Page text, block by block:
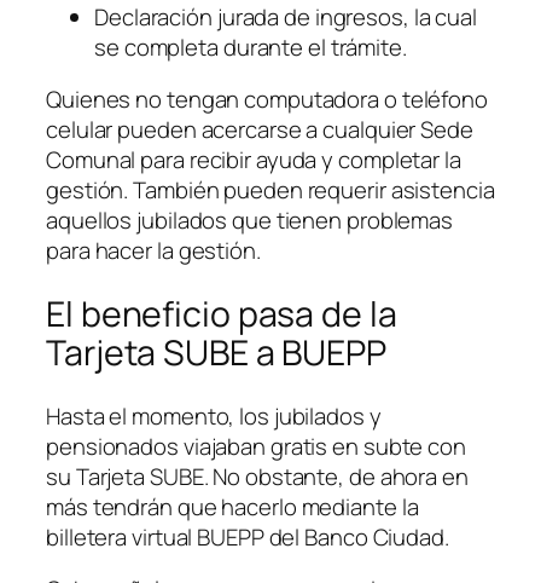
Declaración jurada de ingresos, la cual
se completa durante el trámite.
Quienes no tengan computadora o teléfono
celular pueden acercarse a cualquier Sede
Comunal para recibir ayuda y completar la
gestión. También pueden requerir asistencia
aquellos jubilados que tienen problemas
para hacer la gestión.
El beneficio pasa de la
Tarjeta SUBE a BUEPP
Hasta el momento, los jubilados y
pensionados viajaban gratis en subte con
su Tarjeta SUBE. No obstante, de ahora en
más tendrán que hacerlo mediante la
billetera virtual BUEPP del Banco Ciudad.